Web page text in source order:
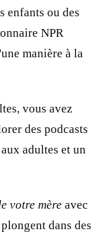
enfants ou des
NPR
manière à la
vous avez
des podcasts
adultes et un
votre mère avec
dans des